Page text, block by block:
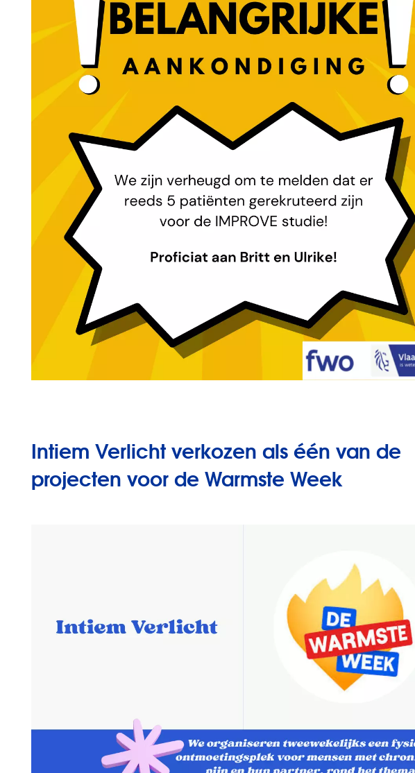
Intiem Verlicht verkozen als één van de
projecten voor de Warmste Week